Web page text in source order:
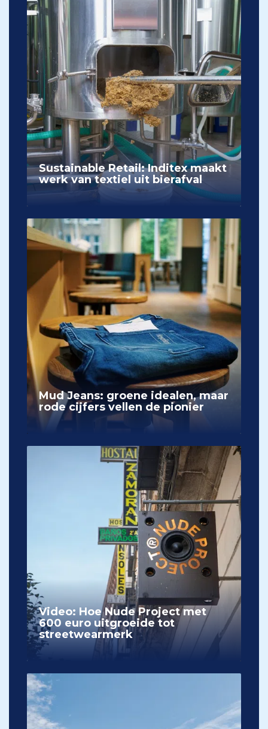
Sustainable Retail: Inditex maakt
werk van textiel uit bierafval
Mud Jeans: groene idealen, maar
rode cijfers vellen de pionier
Video: Hoe Nude Project met
600 euro uitgroeide tot
streetwearmerk